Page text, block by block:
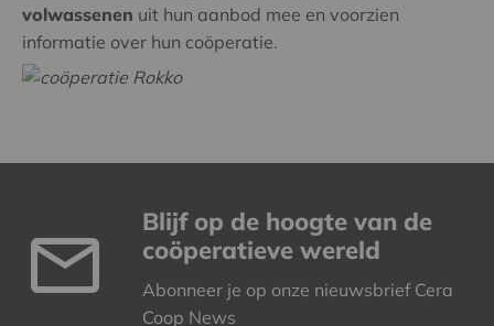
volwassenen uit hun aanbod mee en voorzien
informatie over hun coöperatie.
Blijf op de hoogte van de
coöperatieve wereld
Abonneer je op onze nieuwsbrief Cera
Coop News